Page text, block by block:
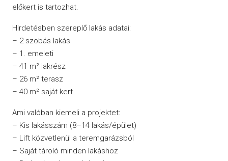
előkert is tartozhat.
Hirdetésben szereplő lakás adatai:
– 2 szobás lakás
– 1. emeleti
– 41 m² lakrész
– 26 m² terasz
– 40 m² saját kert
Ami valóban kiemeli a projektet:
– Kis lakásszám (8–14 lakás/épület)
– Lift közvetlenül a teremgarázsból
– Saját tároló minden lakáshoz